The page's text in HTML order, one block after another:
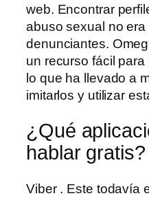
web. Encontrar
abuso sexual no
denunciantes.
un recurso fácil
lo que ha llevado a
imitarlos y utilizar
¿Qué
hablar gratis?
Viber . Este todavía